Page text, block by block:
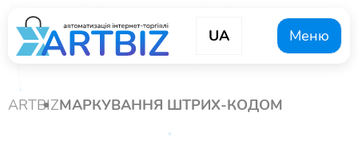
UA Меню
ARTBIZМАРКУВАННЯ ШТРИХ-КОДОМ